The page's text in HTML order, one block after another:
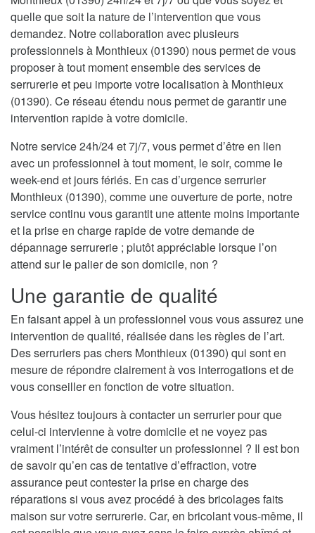
quelle que soit la nature de l’intervention que vous
demandez. Notre collaboration avec plusieurs
professionnels à Monthieux (01390) nous permet de vous
proposer à tout moment ensemble des services de
serrurerie et peu importe votre localisation à Monthieux
(01390). Ce réseau étendu nous permet de garantir une
intervention rapide à votre domicile.
Notre service 24h/24 et 7j/7, vous permet d’être en lien
avec un professionnel à tout moment, le soir, comme le
week-end et jours fériés. En cas d’urgence serrurier
Monthieux (01390), comme une ouverture de porte, notre
service continu vous garantit une attente moins importante
et la prise en charge rapide de votre demande de
dépannage serrurerie ; plutôt appréciable lorsque l’on
attend sur le palier de son domicile, non ?
Une garantie de qualité
En faisant appel à un professionnel vous vous assurez une
intervention de qualité, réalisée dans les règles de l’art.
Des serruriers pas chers Monthieux (01390) qui sont en
mesure de répondre clairement à vos interrogations et de
vous conseiller en fonction de votre situation.
Vous hésitez toujours à contacter un serrurier pour que
celui-ci intervienne à votre domicile et ne voyez pas
vraiment l’intérêt de consulter un professionnel ? Il est bon
de savoir qu’en cas de tentative d’effraction, votre
assurance peut contester la prise en charge des
réparations si vous avez procédé à des bricolages faits
maison sur votre serrurerie. Car, en bricolant vous-même, il